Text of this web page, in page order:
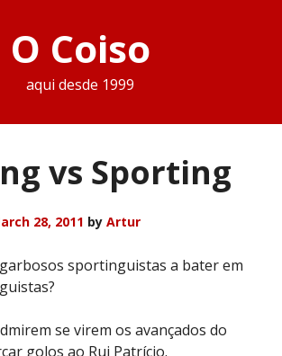
O Coiso
aqui desde 1999
vs Sporting
28, 2011 by Artur
sportinguistas a bater em
se virem os avançados do
golos ao Rui Patrício.